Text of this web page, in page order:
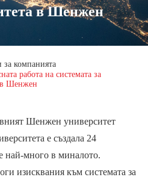
в Шенжен
компанията
работа на системата за
в Шенжен
Шенжен университет
е създала 24
най-много в миналото.
изисквания към системата за